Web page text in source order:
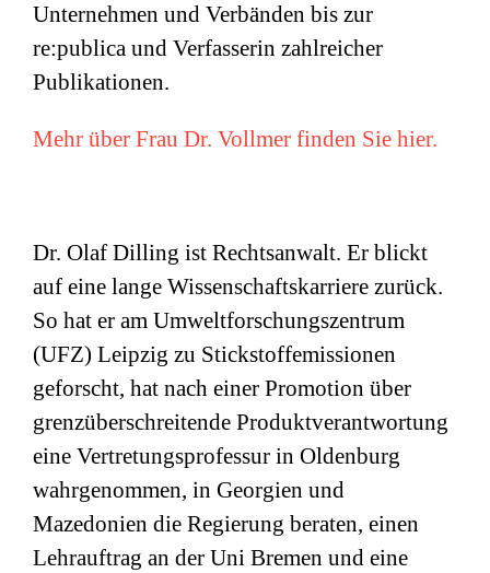
Unternehmen und Verbänden bis zur
re:publica und Verfasserin zahlreicher
Publikationen.
Mehr über Frau Dr. Vollmer finden Sie hier.
Dr. Olaf Dilling ist Rechtsanwalt. Er blickt
auf eine lange Wissenschaftskarriere zurück.
So hat er am Umweltforschungszentrum
(UFZ) Leipzig zu Stickstoffemissionen
geforscht, hat nach einer Promotion über
grenzüberschreitende Produktverantwortung
eine Vertretungsprofessur in Oldenburg
wahrgenommen, in Georgien und
Mazedonien die Regierung beraten, einen
Lehrauftrag an der Uni Bremen und eine